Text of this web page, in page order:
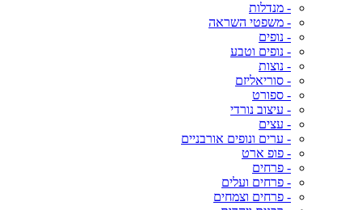
- מנדלות
- משפטי השראה
- נופים
- נופים וטבע
- נוצות
- סוריאליזם
- ספורט
- עיצוב נורדי
- עצים
- ערים ונופים אורבניים
- פופ ארט
- פרחים
- פרחים ועלים
- פרחים וצמחים